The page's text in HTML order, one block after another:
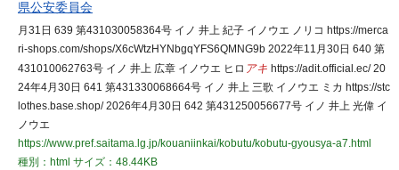
県公安委員会
月31日 639 第431030058364号 イノ 井上 紀子 イノウエ ノリコ https://merca
ri-shops.com/shops/X6cWtzHYNbgqYFS6QMNG9b 2022年11月30日 640 第
431010062763号 イノ 井上 広章 イノウエ ヒロ アキ https://adit.official.ec/ 20
24年4月30日 641 第431330068664号 イノ 井上 三歌 イノウエ ミカ https://stc
lothes.base.shop/ 2026年4月30日 642 第431250056677号 イノ 井上 光偉 イ
ノウエ
https://www.pref.saitama.lg.jp/kouaniinkai/kobutu/kobutu-gyousya-a7.html
種別：html サイズ：48.44KB